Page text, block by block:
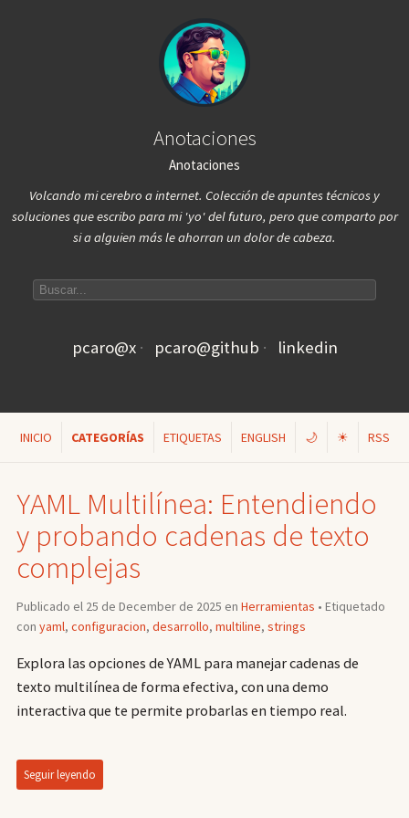
Anotaciones
Anotaciones
Volcando mi cerebro a internet. Colección de apuntes técnicos y
soluciones que escribo para mi 'yo' del futuro, pero que comparto por
si a alguien más le ahorran un dolor de cabeza.
pcaro@x pcaro@github linkedin
INICIO CATEGORÍAS ETIQUETAS ENGLISH 🌙 ☀ RSS
YAML Multilínea: Entendiendo
y probando cadenas de texto
complejas
Publicado el 25 de December de 2025 en Herramientas • Etiquetado
con yaml, configuracion, desarrollo, multiline, strings
Explora las opciones de YAML para manejar cadenas de
texto multilínea de forma efectiva, con una demo
interactiva que te permite probarlas en tiempo real.
Seguir leyendo